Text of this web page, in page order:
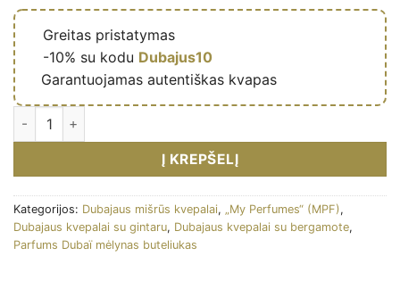
Greitas pristatymas
-10% su kodu Dubajus10
Garantuojamas autentiškas kvapas
Artistry – Eau de parfum mixte (flacon bleu 100 ml) – My
Į KREPŠELĮ
Kategorijos: Dubajaus mišrūs kvepalai, „My Perfumes“ (MPF),
Dubajaus kvepalai su gintaru, Dubajaus kvepalai su bergamote,
Parfums Dubaï mėlynas buteliukas